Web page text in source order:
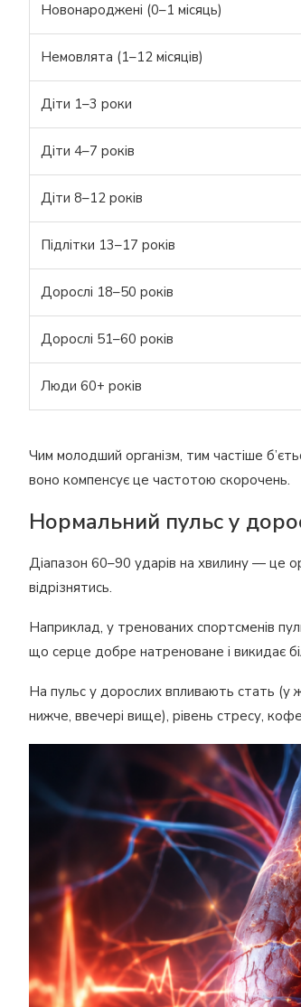
Новонароджені (0–1 місяць)
Немовлята (1–12 місяців)
Діти 1–3 роки
Діти 4–7 років
Діти 8–12 років
Підлітки 13–17 років
Дорослі 18–50 років
Дорослі 51–60 років
Люди 60+ років
Чим молодший організм, тим частіше
воно компенсує це частотою скорочень.
Нормальний пульс у
Діапазон 60–90 ударів на хвилину — це
відрізнятись.
Наприклад, у тренованих спортсменів
що серце добре натреноване і викидає
На пульс у дорослих впливають стать (у
нижче, ввечері вище), рівень стресу,